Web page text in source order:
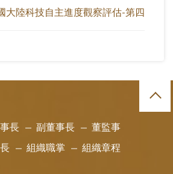
大陸科技自主進度觀察評估-第四季.pdf
長 副董事長 董監事
組織職掌 組織章程